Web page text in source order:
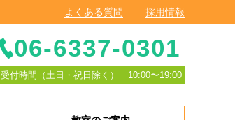
よくある質問 採用情報
06-6337-0301
受付時間（土日・祝日除く） 10:00〜19:00